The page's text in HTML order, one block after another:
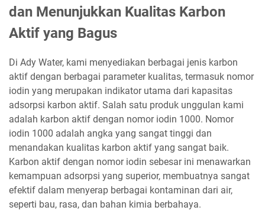
dan Menunjukkan Kualitas Karbon
Aktif yang Bagus
Di Ady Water, kami menyediakan berbagai jenis karbon
aktif dengan berbagai parameter kualitas, termasuk nomor
iodin yang merupakan indikator utama dari kapasitas
adsorpsi karbon aktif. Salah satu produk unggulan kami
adalah karbon aktif dengan nomor iodin 1000. Nomor
iodin 1000 adalah angka yang sangat tinggi dan
menandakan kualitas karbon aktif yang sangat baik.
Karbon aktif dengan nomor iodin sebesar ini menawarkan
kemampuan adsorpsi yang superior, membuatnya sangat
efektif dalam menyerap berbagai kontaminan dari air,
seperti bau, rasa, dan bahan kimia berbahaya.